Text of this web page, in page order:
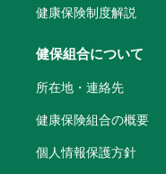
健康保険制度解説
健保組合について
所在地・連絡先
健康保険組合の概要
個人情報保護方針